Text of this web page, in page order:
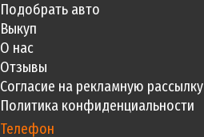
Подобрать авто
Выкуп
О нас
Отзывы
Согласие на рекламную рассылку
Политика конфиденциальности
Телефон